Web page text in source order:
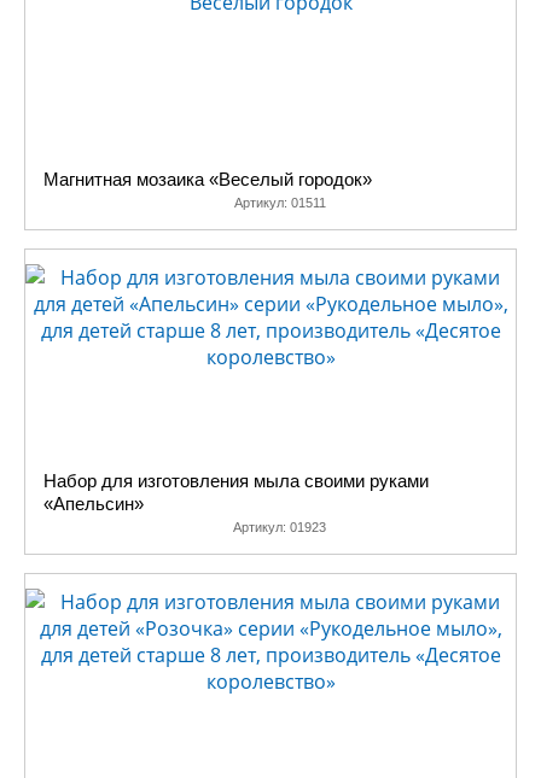
Магнитная мозаика «Веселый городок»
Артикул: 01511
Набор для изготовления мыла своими руками
«Апельсин»
Артикул: 01923